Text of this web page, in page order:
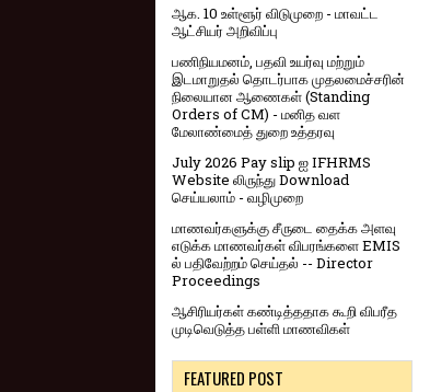
ஆக. 10 உள்ளூர் விடுமுறை - மாவட்ட
ஆட்சியர் அறிவிப்பு
பணிநியமனம், பதவி உயர்வு மற்றும்
இடமாறுதல் தொடர்பாக முதலமைச்சரின்
நிலையான ஆணைகள் (Standing
Orders of CM) - மனித வள
மேலாண்மைத் துறை உத்தரவு
July 2026 Pay slip ஐ IFHRMS
Website லிருந்து Download
செய்யலாம் - வழிமுறை
மாணவர்களுக்கு சீருடை தைக்க அளவு
எடுக்க மாணவர்கள் விபரங்களை EMIS
ல் பதிவேற்றம் செய்தல் -- Director
Proceedings
ஆசிரியர்கள் கண்டித்ததாக கூறி விபரீத
முடிவெடுத்த பள்ளி மாணவிகள்
FEATURED POST